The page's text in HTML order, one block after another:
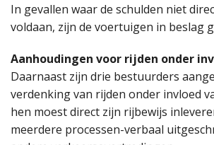
In gevallen waar de schulden niet
voldaan, zijn de voertuigen in beslag
Aanhoudingen voor rijden onder
Daarnaast zijn drie bestuurders
verdenking van rijden onder invloed
hen moest direct zijn rijbewijs
meerdere processen-verbaal